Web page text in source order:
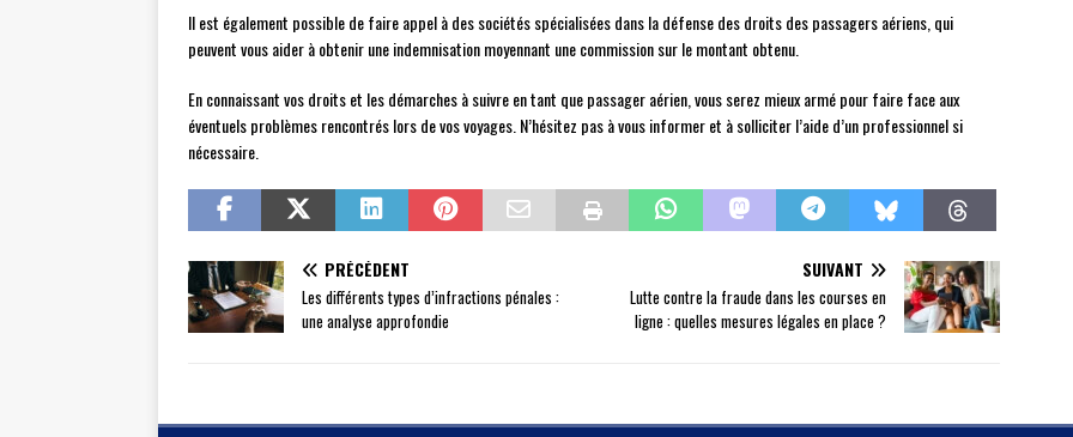
Il est également possible de faire appel à des sociétés spécialisées dans la défense des droits des passagers aériens, qui
peuvent vous aider à obtenir une indemnisation moyennant une commission sur le montant obtenu.
En connaissant vos droits et les démarches à suivre en tant que passager aérien, vous serez mieux armé pour faire face aux
éventuels problèmes rencontrés lors de vos voyages. N’hésitez pas à vous informer et à solliciter l’aide d’un professionnel si
nécessaire.
PRÉCÉDENT
Les différents types d’infractions pénales :
une analyse approfondie
SUIVANT
Lutte contre la fraude dans les courses en
ligne : quelles mesures légales en place ?